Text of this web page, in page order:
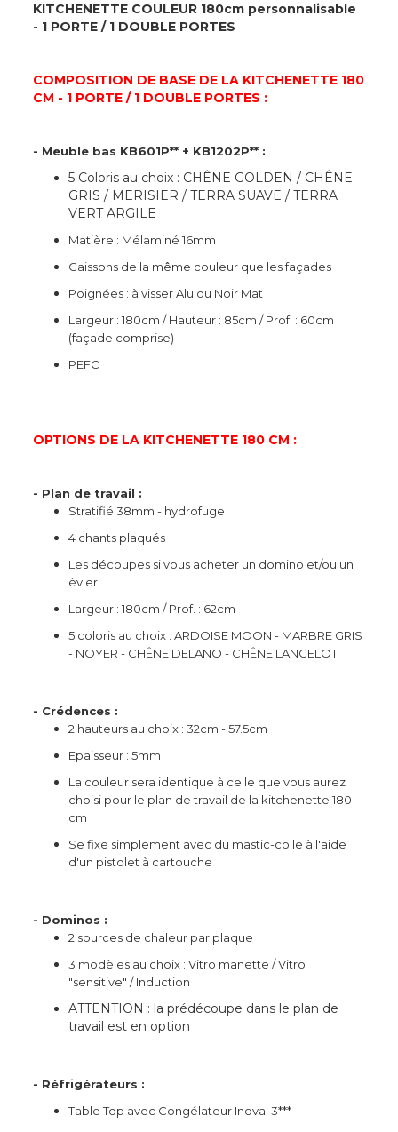
KITCHENETTE COULEUR 180cm personnalisable
- 1 PORTE / 1 DOUBLE PORTES
COMPOSITION DE BASE DE LA KITCHENETTE 180
CM - 1 PORTE / 1 DOUBLE PORTES :
- Meuble bas KB601P** + KB1202P** :
5 Coloris au choix : CHÊNE GOLDEN / CHÊNE
GRIS / MERISIER / TERRA SUAVE / TERRA
VERT ARGILE
Matière : Mélaminé 16mm
Caissons de la même couleur que les façades
Poignées : à visser Alu ou Noir Mat
Largeur : 180cm / Hauteur : 85cm / Prof. : 60cm
(façade comprise)
PEFC
OPTIONS DE LA KITCHENETTE 180 CM :
- Plan de travail :
Stratifié 38mm - hydrofuge
4 chants plaqués
Les découpes si vous acheter un domino et/ou un
évier
Largeur : 180cm / Prof. : 62cm
5 coloris au choix : ARDOISE MOON - MARBRE GRIS
- NOYER - CHÊNE DELANO - CHÊNE LANCELOT
- Crédences :
2 hauteurs au choix : 32cm - 57.5cm
Epaisseur : 5mm
La couleur sera identique à celle que vous aurez
choisi pour le plan de travail de la kitchenette 180
cm
Se fixe simplement avec du mastic-colle à l'aide
d'un pistolet à cartouche
- Dominos :
2 sources de chaleur par plaque
3 modèles au choix : Vitro manette / Vitro
"sensitive" / Induction
ATTENTION : la prédécoupe dans le plan de
travail est en option
- Réfrigérateurs :
Table Top avec Congélateur Inoval 3***